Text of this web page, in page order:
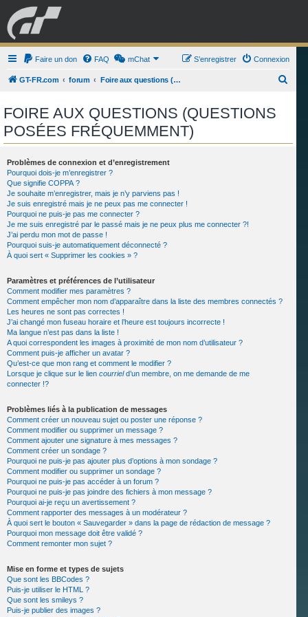
GRAN TURISMO FORUM
ESPORT BOUTIQUE
Faire un don FAQ mChat Connexion
S’enregistrer
GT-FR.com forum Foire aux questions (Questions posées fréquemment)
e
FOIRE AUX QUESTIONS (QUESTIONS
POSÉES FRÉQUEMMENT)
Problèmes de connexion et d’enregistrement
Pourquoi dois-je m’enregistrer ?
Que signifie COPPA ?
Je souhaite m’enregistrer, mais je n’y parviens pas !
Je suis enregistré mais je ne peux pas me connecter !
Pourquoi ne puis-je pas me connecter ?
Je me suis enregistré par le passé mais je ne peux plus me connecter ?!
J’ai perdu mon mot de passe !
Pourquoi suis-je automatiquement déconnecté ?
À quoi sert « Supprimer les cookies » ?
Paramètres et préférences de l’utilisateur
Comment modifier mes paramètres ?
Comment empêcher mon nom d’apparaître dans la liste des membres connectés ?
Les heures ne sont pas correctes !
J’ai changé mon fuseau horaire et l’heure est toujours incorrecte !
Ma langue n’est pas dans la liste !
A quoi correspondent les images à proximité de mon nom d’utilisateur ?
Comment puis-je afficher un avatar ?
Qu’est-ce que mon rang et comment le modifier ?
Lorsque je clique sur le lien courrield’un membre, on me demande de me
connecter !?
Problèmes liés à la publication de messages
Comment créer un nouveau sujet ou poster une réponse ?
Comment modifier ou supprimer un message ?
Comment ajouter une signature à mes messages ?
Comment créer un sondage ?
Pourquoi ne puis-je pas ajouter plus d’options à mon sondage ?
Comment modifier ou supprimer un sondage ?
Pourquoi ne puis-je pas accéder à un forum ?
Pourquoi ne puis-je pas joindre des fichiers à mon message ?
Pourquoi ai-je reçu un avertissement ?
Comment rapporter des messages à un modérateur ?
À quoi sert le bouton « Sauvegarder » dans la page de rédaction de message ?
Pourquoi mon message doit être validé ?
Comment remonter mon sujet ?
Mise en forme et types de sujets
Que sont les BBCodes ?
Puis-je utiliser le HTML ?
Que sont les smileys ?
Puis-je publier des images ?